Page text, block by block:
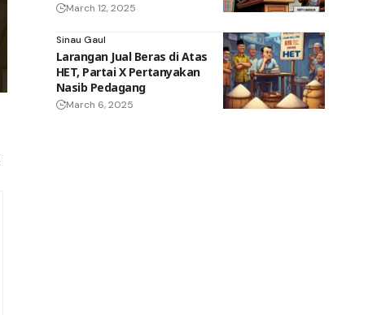
March 12, 2025
Sinau Gaul
Larangan Jual Beras di Atas
HET, Partai X Pertanyakan
Nasib Pedagang
March 6, 2025